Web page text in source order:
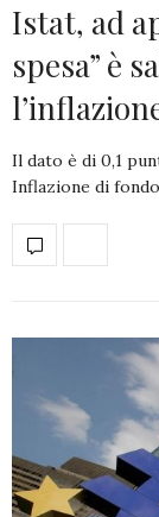
Istat, ad
spesa” è
Il dato è di 0,1
Inflazione di